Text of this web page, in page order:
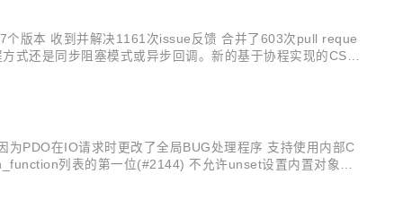
版本 收到并解决1161次issue反馈 合并了603次pull reque
式还是同步阻塞模式或异步回调。新的基于协程实现的CSP
PDO在IO请求时更改了全局BUG处理程序 支持使用内部C
列表的第一位(#2144) 不允许unset设置内置对象的